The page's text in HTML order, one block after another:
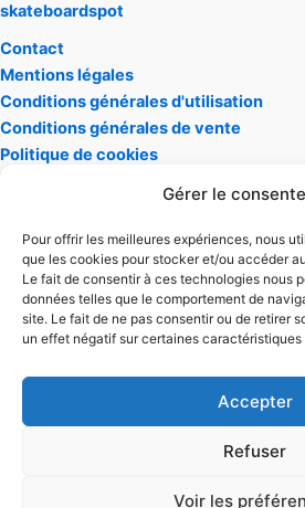
Gérer le
Pour offrir les meilleures expériences, nous
que les cookies pour stocker et/ou accéder
Le fait de consentir à ces technologies nous
données telles que le comportement de
site. Le fait de ne pas consentir ou de retirer
un effet négatif sur certaines
Accepter
Refuser
Voir les
skateboardspot
Contact
Mentionslégales
Conditions générales d'utilisation
Conditions générales de vente
Politique de cookies
Copyright © 2026